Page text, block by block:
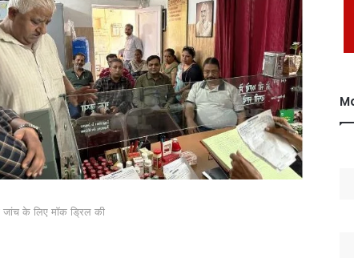
जांच के लिए मॉक ड्रिल की